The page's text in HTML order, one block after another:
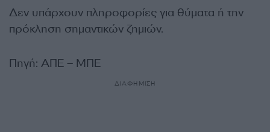
Δεν υπάρχουν πληροφορίες για θύματα ή την
πρόκληση σημαντικών ζημιών.
Πηγή: ΑΠΕ – ΜΠΕ
ΔΙΑΦΗΜΙΣΗ